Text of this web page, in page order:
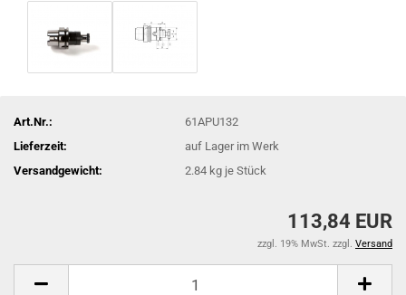
Art.Nr.:
61APU132
Lieferzeit:
auf Lager im Werk
Versandgewicht:
2.84 kg je Stück
113,84 EUR
zzgl. 19% MwSt. zzgl. Versand